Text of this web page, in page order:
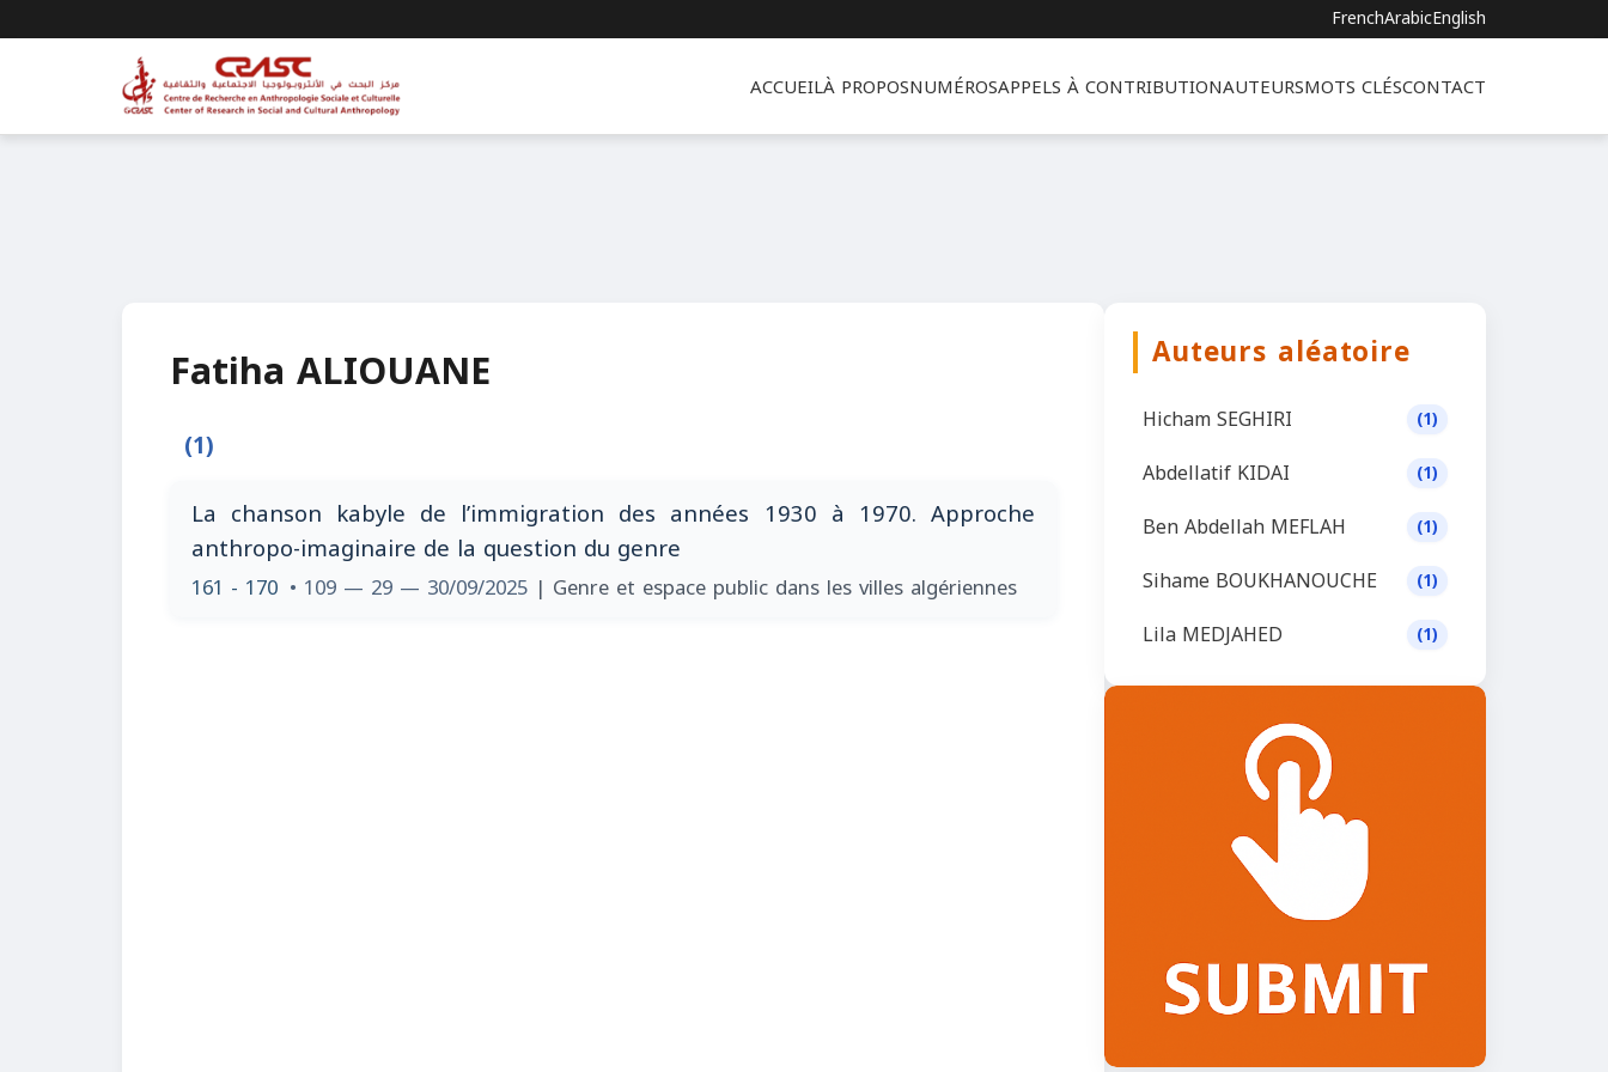
FrenchArabicEnglish
ACCUEILÀ PROPOSNUMÉROSAPPELS À CONTRIBUTIONAUTEURSMOTS CLÉSCONTACT
Fatiha ALIOUANE
(1)
La chanson kabyle de l’immigration des années 1930 à 1970. Approche
anthropo-imaginaire de la question du genre
161 - 170 • 109 — 29 — 30/09/2025 | Genre et espace public dans les villes algériennes
Auteurs aléatoire
Hicham SEGHIRI (1)
Abdellatif KIDAI (1)
Ben Abdellah MEFLAH (1)
Sihame BOUKHANOUCHE (1)
Lila MEDJAHED (1)